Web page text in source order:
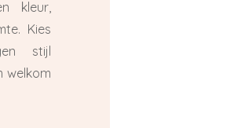
kleur,
Kies
stijl
welkom